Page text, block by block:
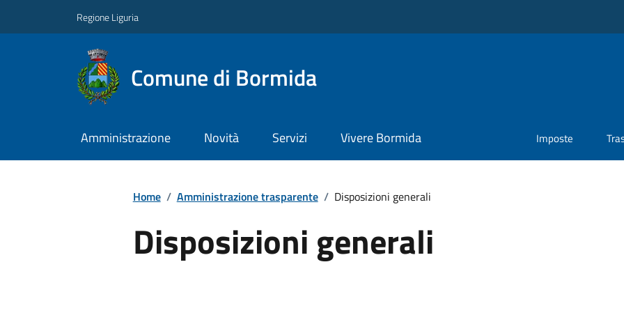
Regione Liguria
Comune di Bormida
Amministrazione Novità Servizi Vivere Bormida Imposte
Home / Amministrazione trasparente / Disposizioni generali
Disposizioni generali